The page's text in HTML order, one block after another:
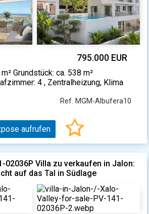
795.000 EUR
Grundstück: ca. 538 m²
4 , Zentralheizung, Klima
Ref. MGM-Albufera10
aufrufen
02036P Villa zu verkaufen in Jalon:
auf das Tal in Südlage